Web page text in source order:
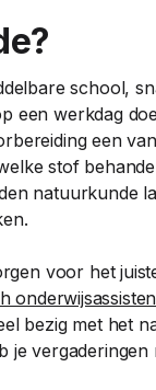
school,
een werkdag
een
stof
natuurkunde
voor het
bezig met het
vergaderingen